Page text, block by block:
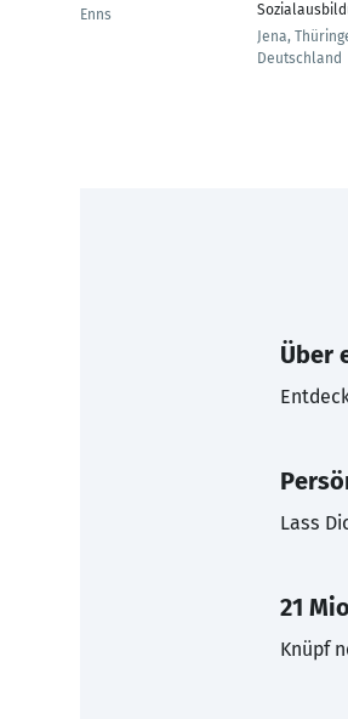
Enns
Jena,
Deutschland
Über
Lass
21
Knüpf